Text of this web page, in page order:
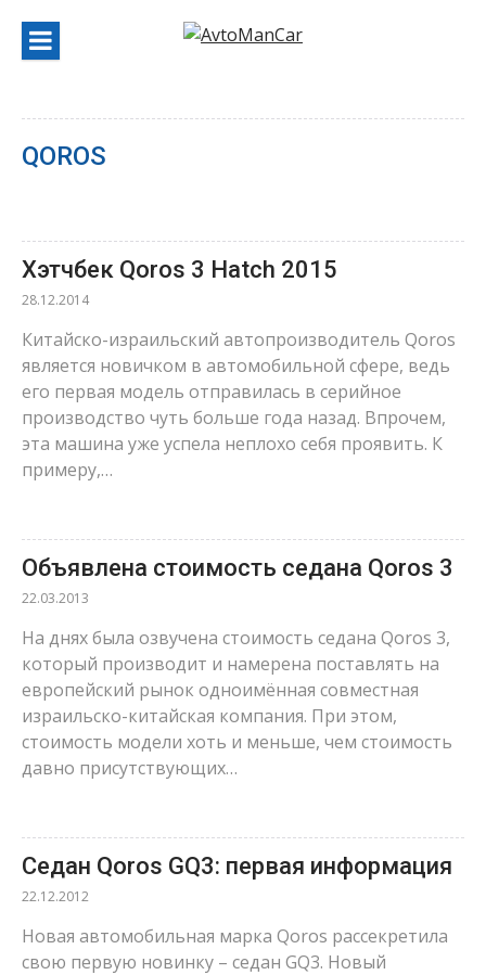
содержанию
QOROS
Хэтчбек Qoros 3 Hatch 2015
28.12.2014
Китайско-израильский автопроизводитель Qoros
является новичком в автомобильной сфере, ведь
его первая модель отправилась в серийное
производство чуть больше года назад. Впрочем,
эта машина уже успела неплохо себя проявить. К
примеру,…
Объявлена стоимость седана Qoros 3
22.03.2013
На днях была озвучена стоимость седана Qoros 3,
который производит и намерена поставлять на
европейский рынок одноимённая совместная
израильско-китайская компания. При этом,
стоимость модели хоть и меньше, чем стоимость
давно присутствующих…
Седан Qoros GQ3: первая информация
22.12.2012
Новая автомобильная марка Qoros рассекретила
свою первую новинку – седан GQ3. Новый